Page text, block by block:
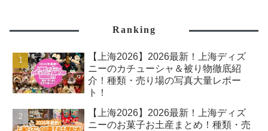
Ranking
【上海2026】2026最新！上海ディズ
ニーのカチューシャ＆被り物徹底紹
介！種類・売り場の写真大量レポー
ト！
【上海2026】2026最新！上海ディズ
ニーのお菓子お土産まとめ！種類・売